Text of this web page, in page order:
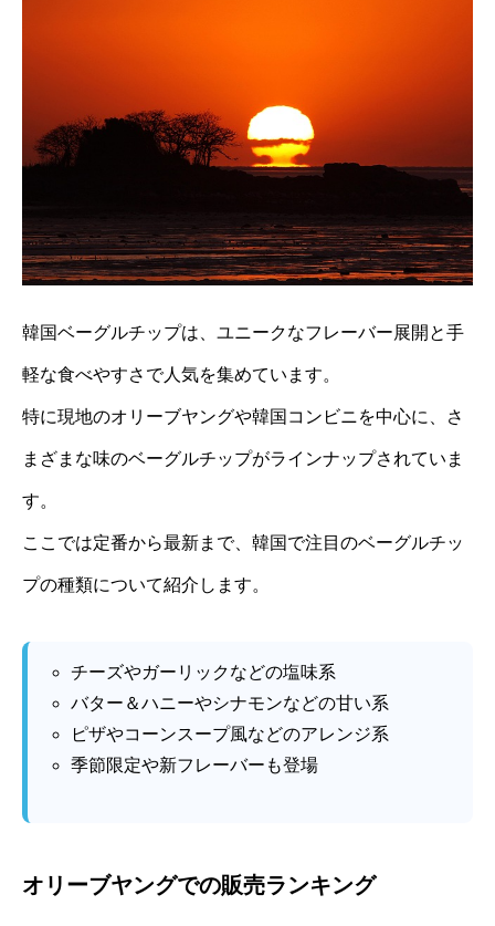
韓国ベーグルチップは、ユニークなフレーバー展開と手
軽な食べやすさで人気を集めています。
特に現地のオリーブヤングや韓国コンビニを中心に、さ
まざまな味のベーグルチップがラインナップされていま
す。
ここでは定番から最新まで、韓国で注目のベーグルチッ
プの種類について紹介します。
チーズやガーリックなどの塩味系
バター＆ハニーやシナモンなどの甘い系
ピザやコーンスープ風などのアレンジ系
季節限定や新フレーバーも登場
オリーブヤングでの販売ランキング